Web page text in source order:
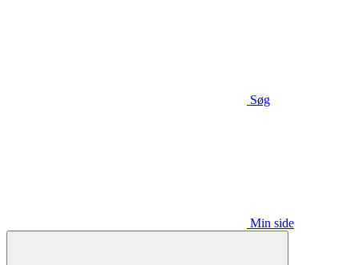
Søg
Min side